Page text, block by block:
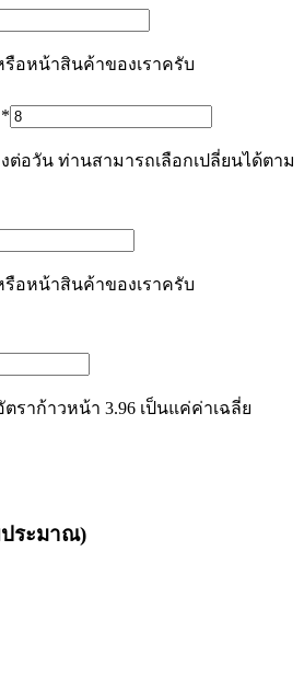
อหน้าสินค้าของเราครับ
*
ต่อวัน ท่านสามารถเลือกเปลี่ยนได้ตาม
อหน้าสินค้าของเราครับ
ราก้าวหน้า 3.96 เป็นแค่ค่าเฉลี่ย
ระมาณ)